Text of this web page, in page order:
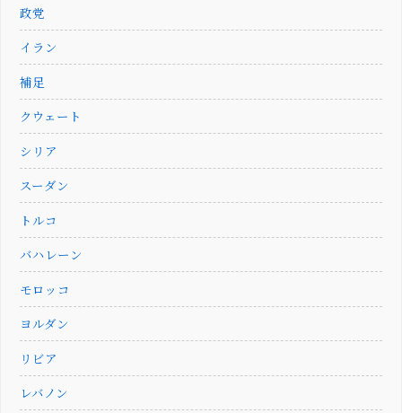
政党
イラン
補足
クウェート
シリア
スーダン
トルコ
バハレーン
モロッコ
ヨルダン
リビア
レバノン